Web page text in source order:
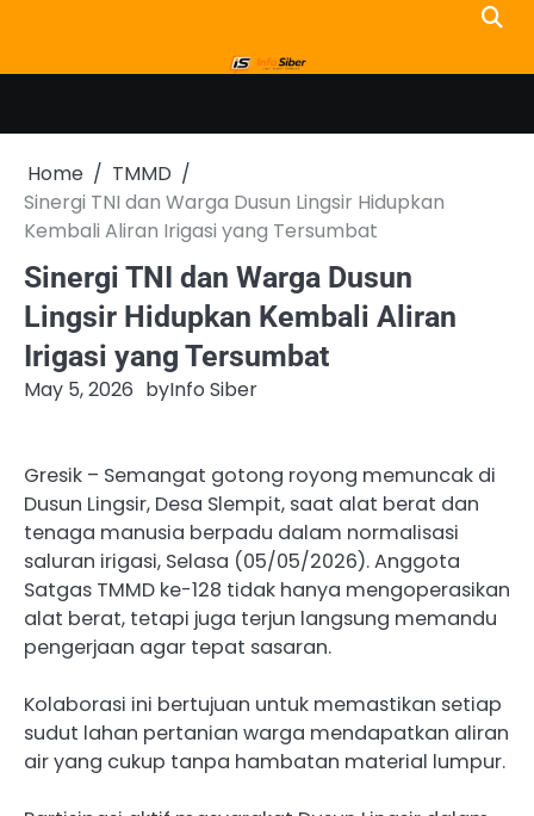
content
Home
TMMD
Sinergi TNI dan Warga Dusun Lingsir Hidupkan
Kembali Aliran Irigasi yang Tersumbat
Sinergi TNI dan Warga Dusun
Lingsir Hidupkan Kembali Aliran
Irigasi yang Tersumbat
May 5, 2026 byInfo Siber
Gresik – Semangat gotong royong memuncak di
Dusun Lingsir, Desa Slempit, saat alat berat dan
tenaga manusia berpadu dalam normalisasi
saluran irigasi, Selasa (05/05/2026). Anggota
Satgas TMMD ke-128 tidak hanya mengoperasikan
alat berat, tetapi juga terjun langsung memandu
pengerjaan agar tepat sasaran.
Kolaborasi ini bertujuan untuk memastikan setiap
sudut lahan pertanian warga mendapatkan aliran
air yang cukup tanpa hambatan material lumpur.